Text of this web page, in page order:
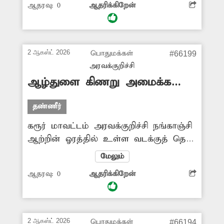
குளம்போல் தேங்கி நிற்கிறது. எஎனவே
குடிநீர் குழாய் அமைப்பை சரிசெய்து,
என பொதுமக்கள் கோரிக்கை
ஆதரவு: 0 ஆதரிக்கிறேன்
2 ஆகஸ்ட் 2026
பொதுமக்கள்
அரவக்குறிச்சி
#66199
ஆழ்துளை கிணறு அமைக்க
கோரிக்கை
தண்ணீர்
கரூர் மாவட்டம் அரவக்குறிச்சி நங்காஞ்சி
ஆற்றின் ஓரத்தில் உள்ள வடக்குத் தெரு
மற்றும் காமக்காபட்டி ரோடு ஆகிய 2
இடங்களில் உள்ள மயானங்களில்
இறந்தவர்களின் உடல்களை அடக்கம்
செய்து காரியங்கள் செய்யும்போது
பெரிதும் அவதிப்பட்டு வருகின்றனர்.
மேலும்
ஆதரவு: 0 ஆதரிக்கிறேன்
2 ஆகஸ்ட் 2026
பொதுமக்கள்
#66194